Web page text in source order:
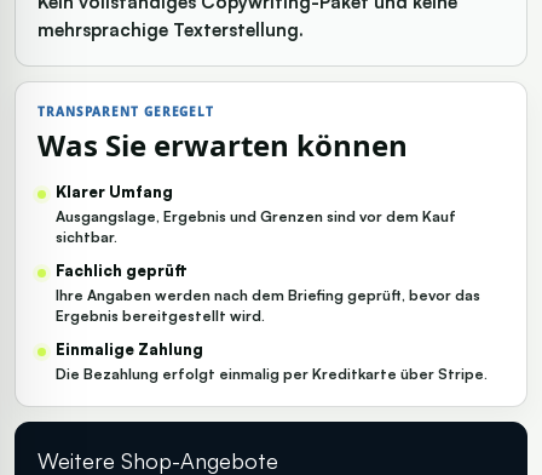
mehrsprachige Texterstellung.
TRANSPARENT GEREGELT
Was Sie erwarten können
Klarer Umfang
Ausgangslage, Ergebnis und Grenzen sind vor dem Kauf
sichtbar.
Fachlich geprüft
Ihre Angaben werden nach dem Briefing geprüft, bevor das
Ergebnis bereitgestellt wird.
Einmalige Zahlung
Die Bezahlung erfolgt einmalig per Kreditkarte über Stripe.
Weitere Shop-Angebote
AI Bot